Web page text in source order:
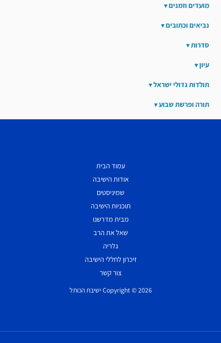
מועדים וזמנים
נביאים וכתובים
סדרות
עיון
תולדות גדולי ישראל
תורה ופרשת שבוע
עמוד הבית
אודות הישיבה
שמיניסטים
תוכניות הישיבה
מבית מדרשנו
שאל את הרב
גלריה
זיכרון לחללי הישיבה
צור קשר
Copyright © 2026 ישיבת הכותל